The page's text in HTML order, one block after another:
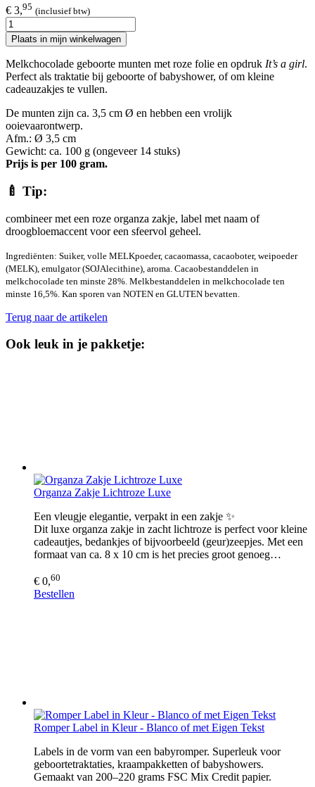
€ 3,95 (inclusief btw)
Plaats in mijn winkelwagen
Melkchocolade geboorte munten met roze folie en opdruk It’s a girl.
Perfect als traktatie bij geboorte of babyshower, of om kleine
cadeauzakjes te vullen.
De munten zijn ca. 3,5 cm Ø en hebben een vrolijk
ooievaarontwerp.
Afm.: Ø 3,5 cm
Gewicht: ca. 100 g (ongeveer 14 stuks)
Prijs is per 100 gram.
🍼 Tip:
combineer met een roze organza zakje, label met naam of
droogbloemaccent voor een sfeervol geheel.
Ingrediënten: Suiker, volle MELKpoeder, cacaomassa, cacaoboter, weipoeder
(MELK), emulgator (SOJAlecithine), aroma. Cacaobestanddelen in
melkchocolade ten minste 28%. Melkbestanddelen in melkchocolade ten
minste 16,5%. Kan sporen van NOTEN en GLUTEN bevatten.
Terug naar de artikelen
Ook leuk in je pakketje:
Organza Zakje Lichtroze Luxe
Een vleugje elegantie, verpakt in een zakje ✨
Dit luxe organza zakje in zacht lichtroze is perfect voor kleine
cadeautjes, bedankjes of bijvoorbeeld (geur)zeepjes. Met een
formaat van ca. 8 x 10 cm is het precies groot genoeg…
€ 0,60
Bestellen
Romper Label in Kleur - Blanco of met Eigen Tekst
Labels in de vorm van een babyromper. Superleuk voor
geboortetraktaties, kraampakketten of babyshowers.
Gemaakt van 200–220 grams FSC Mix Credit papier.